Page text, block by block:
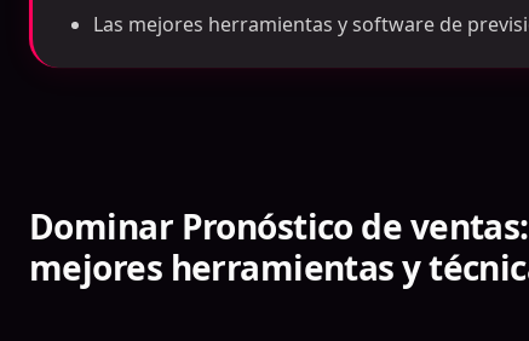
Las mejores herramientas y software de
Dominar Pronóstico de ventas
mejores herramientas y